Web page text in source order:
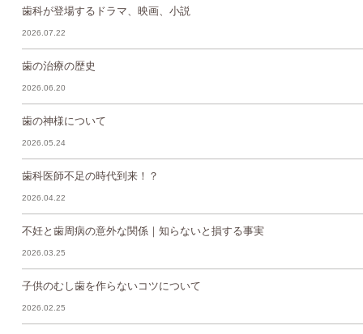
歯科が登場するドラマ、映画、小説
2026.07.22
歯の治療の歴史
2026.06.20
歯の神様について
2026.05.24
歯科医師不足の時代到来！？
2026.04.22
不妊と歯周病の意外な関係｜知らないと損する事実
2026.03.25
子供のむし歯を作らないコツについて
2026.02.25